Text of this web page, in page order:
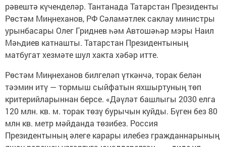
рәвештә күченделәр. Тантанада Татарстан Президенты
Рөстәм Миңнеханов, РФ Сәламәтлек саклау министры
урынбасары Олег Гриднев һәм Автошәһәр мэры Наил
Мәһдиев катнашты. Татарстан Президентының
матбугат хезмәте шул хакта хәбәр итте.
Рөстәм Миңнеханов билгеләп үткәнчә, торак белән
тәэмин итү — тормыш сыйфатын яхшыртуның төп
критерийларыннан берсе. «Дәүләт башлыгы 2030 елга
120 млн. кв. м. торак төзү бурычын куйды. Бүген без 80
млн кв. метр мәйданда төзибез. Россия
Президентының әлеге карары илебез гражданнарының